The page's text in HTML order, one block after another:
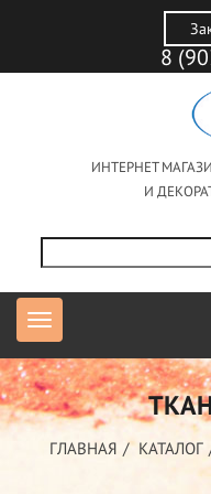
8
ИНТЕРНЕТ
И
ГЛАВНАЯ КАТАЛОГ